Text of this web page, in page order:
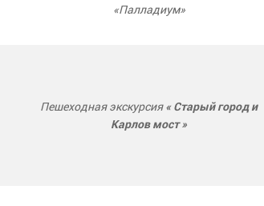
«Палладиум»
Пешеходная экскурсия« Старый город и
Карлов мост »